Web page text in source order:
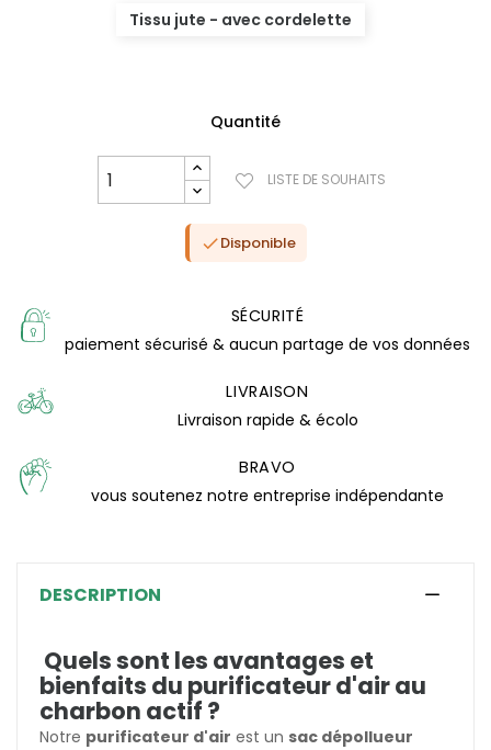
Tissu jute - avec cordelette
Quantité
LISTE DE SOUHAITS
Disponible
SÉCURITÉ
paiement sécurisé & aucun partage de vos données
LIVRAISON
Livraison rapide & écolo
BRAVO
vous soutenez notre entreprise indépendante
DESCRIPTION
Quels sont les avantages et
bienfaits du purificateur d'air au
charbon actif ?
Notre purificateur d'air est un sac dépollueur